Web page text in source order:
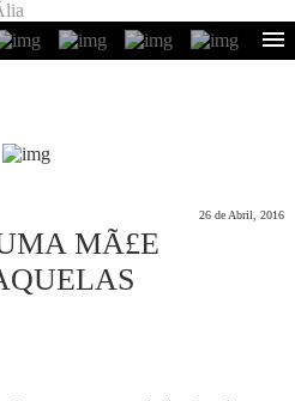
26 de Abril, 2016
MÃ£E